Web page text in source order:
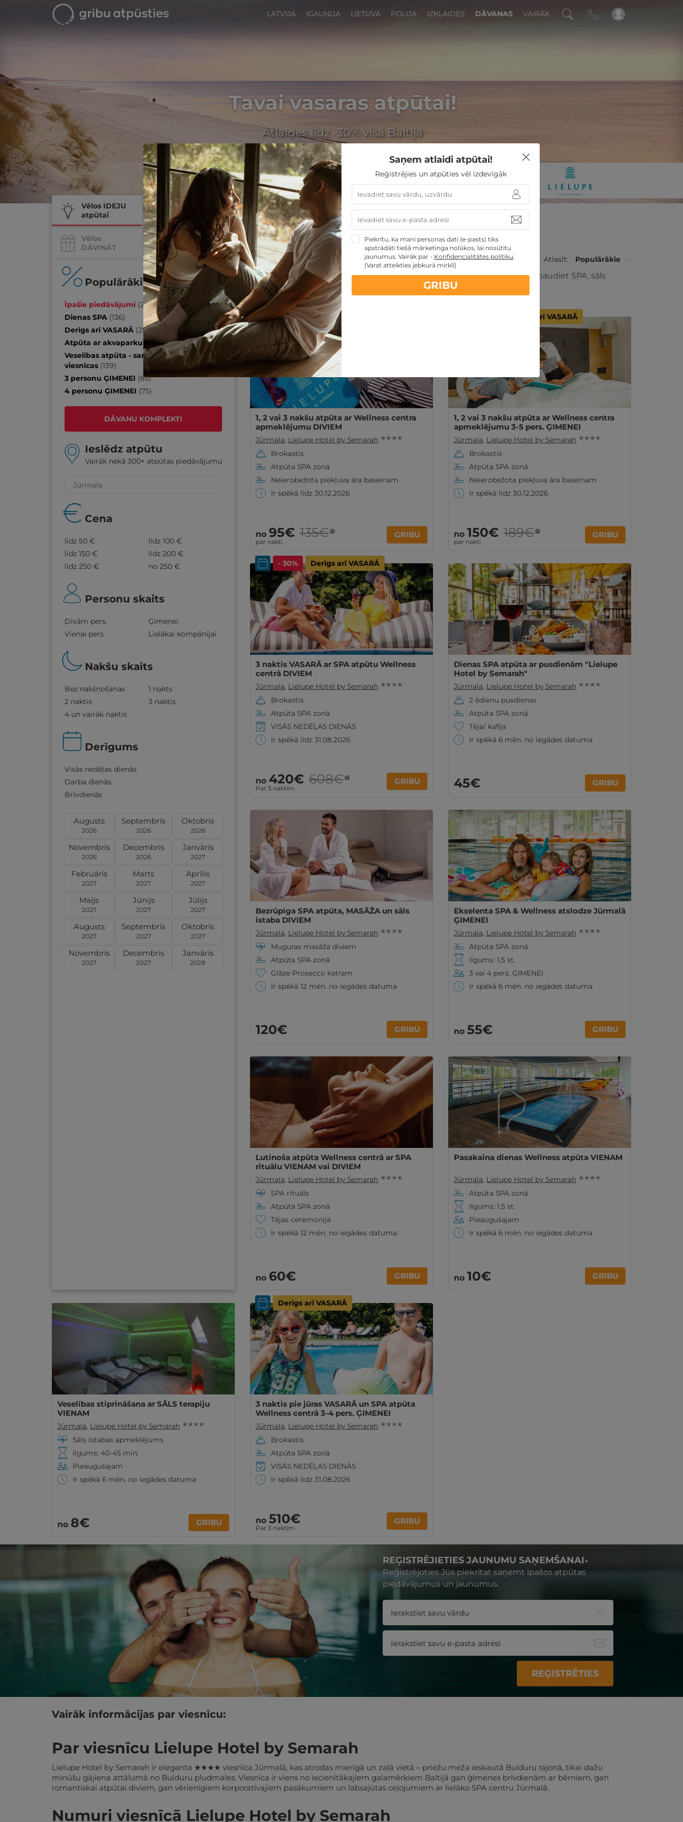
LATVIJA IGAUNIJA LIETUVA POLIJA IZKLAIDES DĀVANAS VAIRĀK
Tavai vasaras atpūtai!
Atlaides līdz -30% visā Baltijā
GribuAtpusties » Latvija Viesnīcas Jūrmalā Lielupe Hotel by Semarah
Vēlos IDEJU
atpūtai
Vēlos
REZERVĒT
Vēlos
DĀVINĀT
Vēlos
IZKLAIDI
Populārākie piedāvājumi
Īpašie piedāvājumi (20)
Dienas SPA (136)
Derīgs arī VASARĀ (259)
Atpūta ar akvaparku ( 22)
Veselības atpūta - sanatorijas, SPA
viesnīcas (139)
3 personu ĢIMENEI (85)
4 personu ĢIMENEI (75)
DĀVANU KOMPLEKTI
Ieslēdz atpūtu
Vairāk nekā 300+ atpūtas piedāvājumu
Cena
līdz 50 €
līdz 100 €
līdz 150 €
līdz 200 €
līdz 250 €
no 250 €
Personu skaits
Divām pers.
Ģimenei
Vienai pers.
Lielākai kompānijai
Nakšu skaits
Bez nakšņošanas
1 nakts
2 naktis
3 naktis
4 un vairāk naktis
Derīgums
Visās nedēļas dienās
Darba dienās
Brīvdienās
Augusts
2026
Septembris
2026
Oktobris
2026
Novembris
2026
Decembris
2026
Janvāris
2027
Februāris
2027
Marts
2027
Aprīlis
2027
Maijs
2027
Jūnijs
2027
Jūlijs
2027
Augusts
2027
Septembris
2027
Oktobris
2027
Novembris
2027
Decembris
2027
Janvāris
2028
Atlasīt: Populārākie
Lielupe Hotel by Semarah
Jūrmala 8,7
★★★★ viesnīca Lielupe Hotel by Semarah piedāvā brīnišķīgu atpūtu. Izbaudiet SPA, sāls
istabu, pirtis un 25m baseinu! Semarah Hotel Lielupe Jūs jau gaida!
Lasīt vairāk
- 29% Derīgs arī VASARĀ
1, 2 vai 3 nakšu atpūta ar Wellness centra
apmeklējumu DIVIEM
Jūrmala, Lielupe Hotel by Semarah ★ ★ ★ ★
Brokastis
Atpūta SPA zonā
Neierobežota piekļuva āra baseinam
Ir spēkā līdz 30.12.2026
no 95€
par nakti
135€ ? GRIBU
Derīgs arī VASARĀ
1, 2 vai 3 nakšu atpūta ar Wellness centra
apmeklējumu 3-5 pers. ĢIMENEI
Jūrmala, Lielupe Hotel by Semarah ★ ★ ★ ★
Brokastis
Atpūta SPA zonā
Neierobežota piekļuva āra baseinam
Ir spēkā līdz 30.12.2026
no 150€
par nakti
189€ ? GRIBU
- 30% Derīgs arī VASARĀ
3 naktis VASARĀ ar SPA atpūtu Wellness
centrā DIVIEM
Jūrmala, Lielupe Hotel by Semarah ★ ★ ★ ★
Brokastis
Atpūta SPA zonā
VISĀS NEDĒĻAS DIENĀS
Ir spēkā līdz 31.08.2026
no 420€
Par 3 naktīm
608€ ? GRIBU
Dienas SPA atpūta ar pusdienām "Lielupe
Hotel by Semarah"
Jūrmala, Lielupe Hotel by Semarah ★ ★ ★ ★
2 ēdienu pusdienas
Atpūta SPA zonā
Tēja/ kafija
Ir spēkā 6 mēn. no iegādes datuma
45€ GRIBU
Bezrūpīga SPA atpūta, MASĀŽA un sāls
istaba DIVIEM
Jūrmala, Lielupe Hotel by Semarah ★ ★ ★ ★
Muguras masāža diviem
Atpūta SPA zonā
Glāze Prosecco katram
Ir spēkā 12 mēn. no iegādes datuma
120€ GRIBU
Ekselenta SPA & Wellness atslodze Jūrmalā
ĢIMENEI
Jūrmala, Lielupe Hotel by Semarah ★ ★ ★ ★
Atpūta SPA zonā
Ilgums: 1,5 st.
3 vai 4 pers. ĢIMENEI
Ir spēkā 6 mēn. no iegādes datuma
no 55€ GRIBU
Lutinoša atpūta Wellness centrā ar SPA
rituālu VIENAM vai DIVIEM
Jūrmala, Lielupe Hotel by Semarah ★ ★ ★ ★
SPA rituāls
Atpūta SPA zonā
Tējas ceremonija
Ir spēkā 12 mēn. no iegādes datuma
no 60€ GRIBU
Pasakaina dienas Wellness atpūta VIENAM
Jūrmala, Lielupe Hotel by Semarah ★ ★ ★ ★
Atpūta SPA zonā
Ilgums: 1,5 st.
Pieaugušajam
Ir spēkā 6 mēn. no iegādes datuma
no 10€ GRIBU
Veselības stiprināšana ar SĀLS terapiju
VIENAM
Jūrmala, Lielupe Hotel by Semarah ★ ★ ★ ★
Sāls istabas apmeklējums
Ilgums: 40-45 min.
Pieaugušajam
Ir spēkā 6 mēn. no iegādes datuma
no 8€ GRIBU
Derīgs arī VASARĀ
3 naktis pie jūras VASARĀ un SPA atpūta
Wellness centrā 3-4 pers. ĢIMENEI
Jūrmala, Lielupe Hotel by Semarah ★ ★ ★ ★
Brokastis
Atpūta SPA zonā
VISĀS NEDĒĻAS DIENĀS
Ir spēkā līdz 31.08.2026
no 510€
Par 3 naktīm
GRIBU
REĢISTRĒJIETIES JAUNUMU SAŅEMŠANAI
Reģistrējoties Jūs piekrītat saņemt īpašos atpūtas
piedāvājumus un jaunumus.
REĢISTRĒTIES
Vairāk informācijas par viesnīcu:
Par viesnīcu Lielupe Hotel by Semarah
Lielupe Hotel by Semarah ir eleganta ★★★★ viesnīca Jūrmalā, kas atrodas mierīgā un zaļā vietā – priežu meža ieskautā Bulduru rajonā, tikai dažu
minūšu gājiena attālumā no Bulduru pludmales. Viesnīca ir viens no iecienītākajiem galamērķiem Baltijā gan ģimenes brīvdienām ar bērniem, gan
romantiskai atpūtai diviem, gan vērienīgiem korporatīvajiem pasākumiem un labsajūtas ceļojumiem ar lielāko SPA centru Jūrmalā.
Numuri viesnīcā Lielupe Hotel by Semarah
Saņem atlaidi atpūtai!
Reģistrējies un atpūties vēl izdevīgāk
Piekrītu, ka mani personas dati (e-pasts) tiks
apstrādāti tiešā mārketinga nolūkos, lai nosūtītu
jaunumus. Vairāk par - Konfidencialitātes politiku.
(Varat atteikties jebkurā mirklī)
GRIBU